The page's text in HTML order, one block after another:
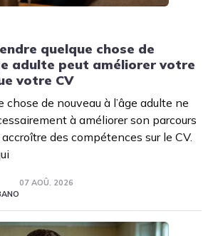
quelque chose de
adulte peut améliorer votre
votre CV
chose de nouveau à l’âge adulte ne
à améliorer son parcours
des compétences sur le CV.
07 AOÛ. 2026